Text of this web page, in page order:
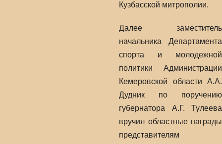
Кузбасской митрополии.
Далее заместитель
начальника Департамента
спорта и молодежной
политики Администрации
Кемеровской области А.А.
Дудник по поручению
губернатора А.Г. Тулеева
вручил областные награды
представителям